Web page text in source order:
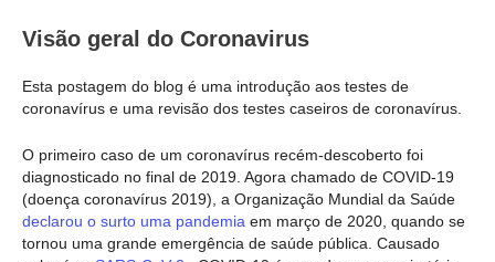
Visão geral do Coronavirus
Esta postagem do blog é uma introdução aos testes de
coronavírus e uma revisão dos testes caseiros de coronavírus.
O primeiro caso de um coronavírus recém-descoberto foi
diagnosticado no final de 2019. Agora chamado de COVID-19
(doença coronavírus 2019), a Organização Mundial da Saúde
declarou o surto uma pandemia em março de 2020, quando se
tornou uma grande emergência de saúde pública. Causado